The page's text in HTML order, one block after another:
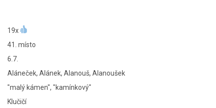
19x
41. místo
6.7.
Aláneček, Alánek, Alanouš, Alanoušek
"malý kámen", "kamínkový"
Klučičí